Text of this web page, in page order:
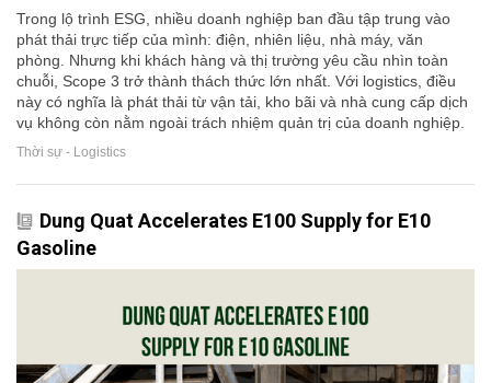
Trong lộ trình ESG, nhiều doanh nghiệp ban đầu tập trung vào
phát thải trực tiếp của mình: điện, nhiên liệu, nhà máy, văn
phòng. Nhưng khi khách hàng và thị trường yêu cầu nhìn toàn
chuỗi, Scope 3 trở thành thách thức lớn nhất. Với logistics, điều
này có nghĩa là phát thải từ vận tải, kho bãi và nhà cung cấp dịch
vụ không còn nằm ngoài trách nhiệm quản trị của doanh nghiệp.
Thời sự - Logistics
Dung Quat Accelerates E100 Supply for E10
Gasoline